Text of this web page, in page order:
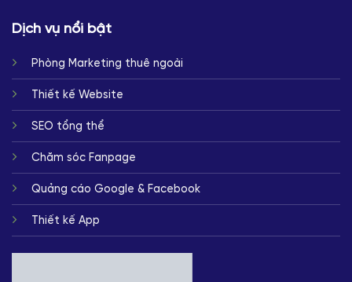
Dịch vụ nổi bật
Phòng Marketing thuê ngoài
Thiết kế Website
SEO tổng thể
Chăm sóc Fanpage
Quảng cáo Google & Facebook
Thiết kế App